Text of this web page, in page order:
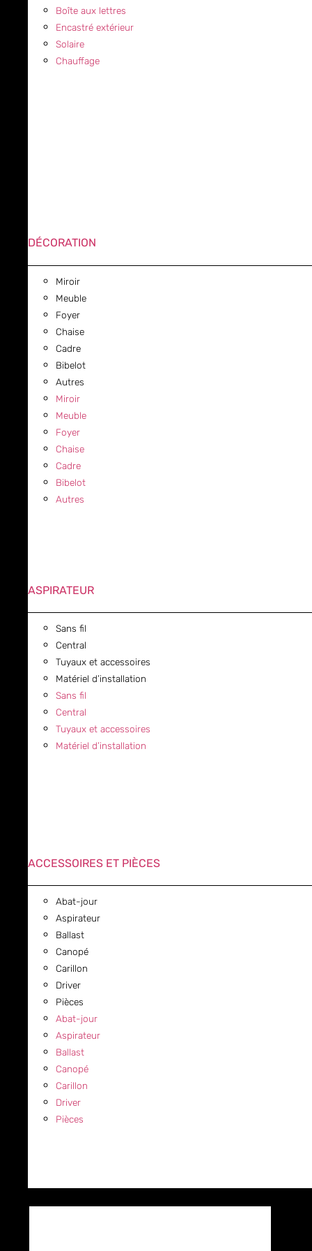
Boîte aux lettres
Encastré extérieur
Solaire
Chauffage
DÉCORATION
Miroir
Meuble
Foyer
Chaise
Cadre
Bibelot
Autres
Miroir
Meuble
Foyer
Chaise
Cadre
Bibelot
Autres
ASPIRATEUR
Sans fil
Central
Tuyaux et accessoires
Matériel d’installation
Sans fil
Central
Tuyaux et accessoires
Matériel d’installation
ACCESSOIRES ET PIÈCES
Abat-jour
Aspirateur
Ballast
Canopé
Carillon
Driver
Pièces
Abat-jour
Aspirateur
Ballast
Canopé
Carillon
Driver
Pièces